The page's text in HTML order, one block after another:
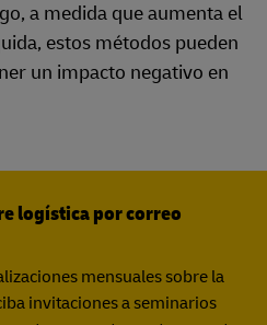
a medida que aumenta el
estos métodos pueden
un impacto negativo en
logística por correo
mensuales sobre la
invitaciones a seminarios